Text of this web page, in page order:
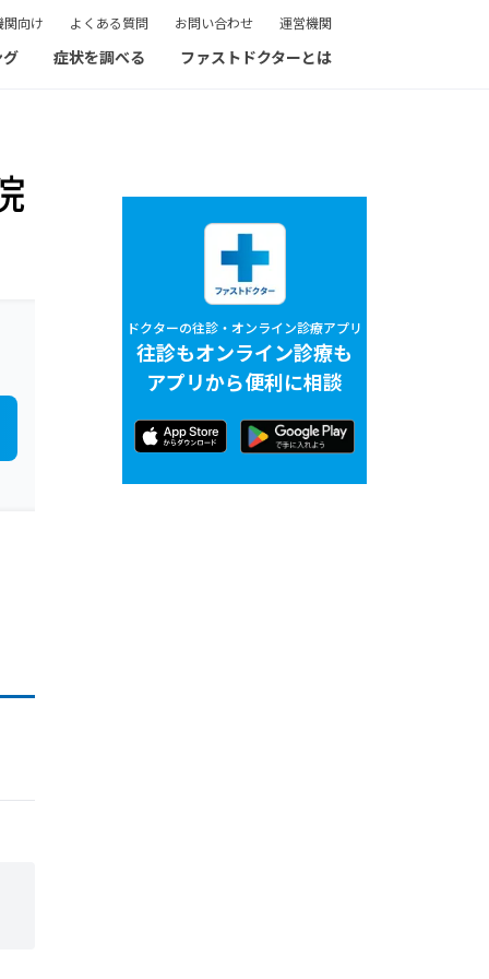
関向け よくある質問 お問い合わせ 運営機関
症状を調べる ファストドクターとは
ドクターの往診・オンライン診療アプリ
往診もオンライン診療も
アプリから便利に相談